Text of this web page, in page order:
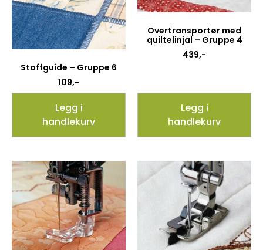
Stoffguide – Gruppe 6
109,-
Legg i
handlekurv
Overtransportør med
quiltelinjal – Gruppe 4
439,-
Legg i
handlekurv